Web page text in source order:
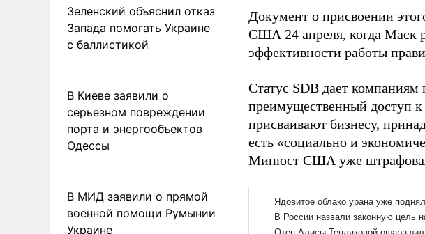
Зеленский объяснил отказ
Запада помогать Украине
с баллистикой
В Киеве заявили о
серьезном повреждении
порта и энергообъектов
Одессы
В МИД заявили о прямой
военной помощи Румынии
Украине
Документ о присвоении
США 24 апреля, когда Маск
эффективности работы
Статус SDB дает
преимущественный доступ к
присваивают бизнесу,
есть «социально и
Минюст США уже штрафовал